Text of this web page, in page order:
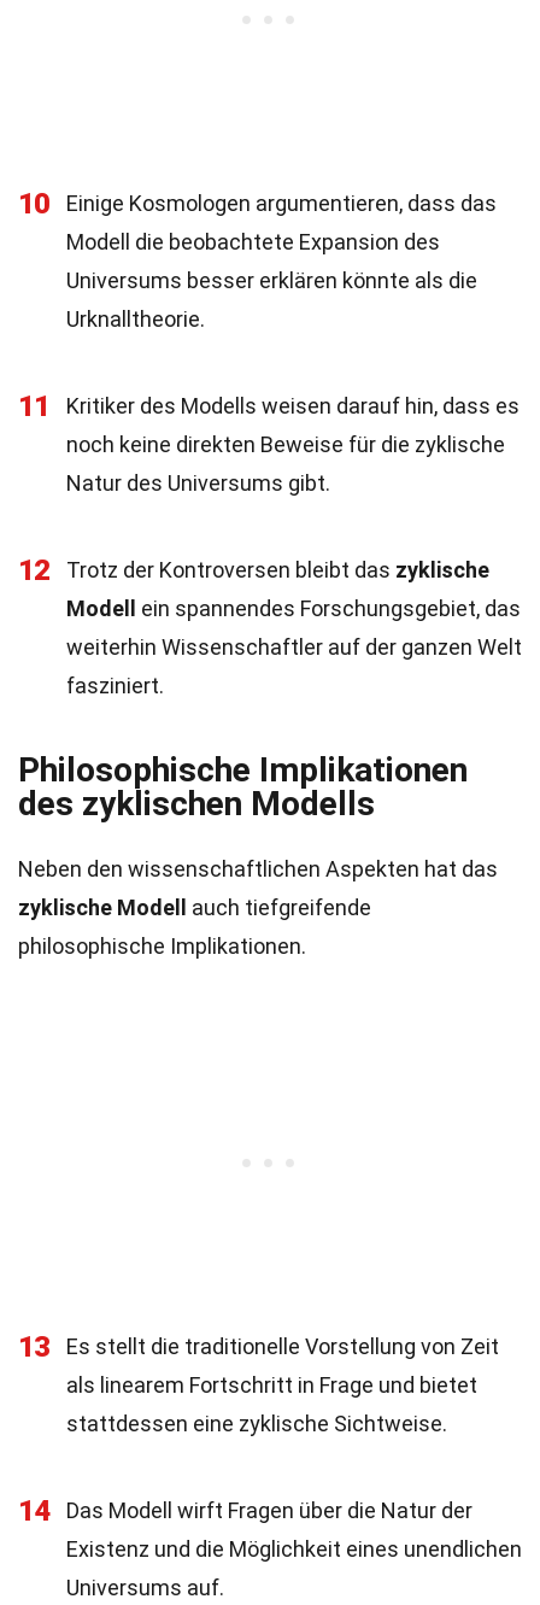
10
Einige Kosmologen argumentieren, dass das
Modell die beobachtete Expansion des
Universums besser erklären könnte als die
Urknalltheorie.
11
Kritiker des Modells weisen darauf hin, dass es
noch keine direkten Beweise für die zyklische
Natur des Universums gibt.
12 Trotz der Kontroversen bleibt das zyklische
Modell
ein spannendes Forschungsgebiet, das
weiterhin Wissenschaftler auf der ganzen Welt
fasziniert.
Philosophische Implikationen
des zyklischen Modells
Neben den wissenschaftlichen Aspekten hat das
zyklische Modell
auch tiefgreifende
philosophische Implikationen.
13
Es stellt die traditionelle Vorstellung von Zeit
als linearem Fortschritt in Frage und bietet
stattdessen eine zyklische Sichtweise.
14
Das Modell wirft Fragen über die Natur der
Existenz und die Möglichkeit eines unendlichen
Universums auf.